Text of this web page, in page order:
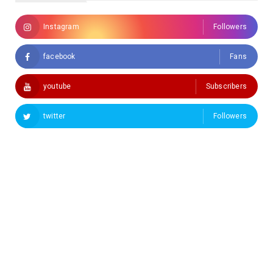
Instagram Followers
facebook Fans
youtube Subscribers
twitter Followers